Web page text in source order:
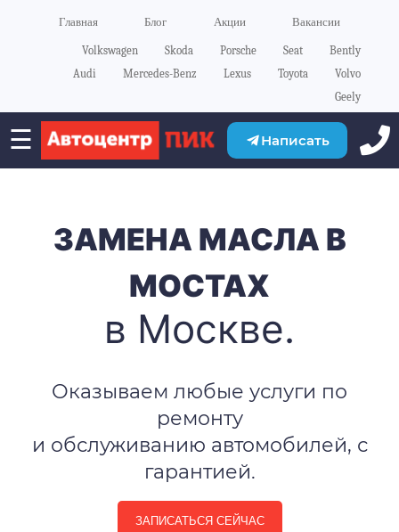
Главная Блог Акции Вакансии
Volkswagen Skoda Porsche Seat
Bently
Audi
Mercedes-Benz Lexus Toyota
Volvo
Geely
☰ Написать
ЗАМЕНА МАСЛА В
МОСТАХ
в Москве.
Оказываем любые услуги по
ремонту
и обслуживанию автомобилей, с
гарантией.
ЗАПИСАТЬСЯ СЕЙЧАС